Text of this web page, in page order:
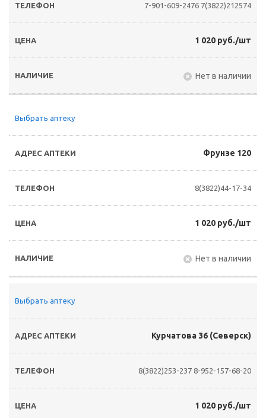
7-901-609-2476 7(3822)212574
1 020 руб./шт
Нет в наличии
Выбрать аптеку
Фрунзе 120
8(3822)44-17-34
1 020 руб./шт
Нет в наличии
Выбрать аптеку
Курчатова 36 (Северск)
8(3822)253-237 8-952-157-68-20
1 020 руб./шт